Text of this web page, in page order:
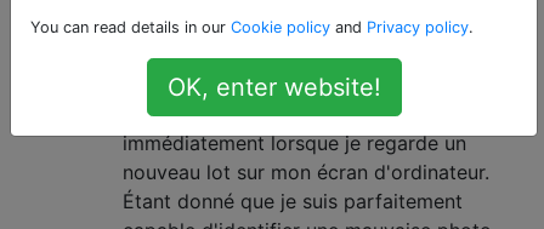
photo, alors pourquoi est-ce que
je continue à la prendre?
9 photos sur 10 que je prends sont
ennuyeuses, et cela apparaît
immédiatement lorsque je regarde un
nouveau lot sur mon écran d'ordinateur.
Étant donné que je suis parfaitement
You can read details in our Cookie policy and Privacy policy.
OK, enter website!